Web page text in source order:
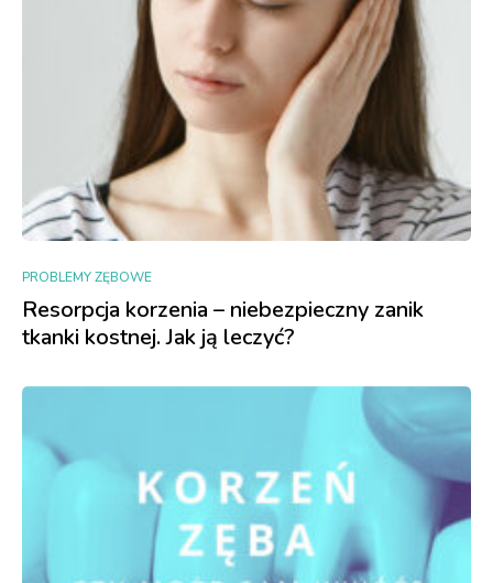
PROBLEMY ZĘBOWE
Resorpcja korzenia – niebezpieczny zanik
tkanki kostnej. Jak ją leczyć?